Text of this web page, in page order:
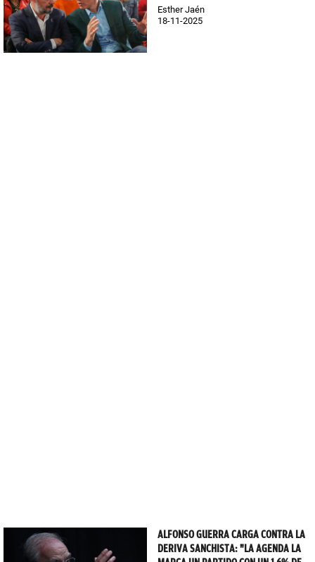
Esther Jaén
18-11-2025
ALFONSO GUERRA CARGA CONTRA LA
DERIVA SANCHISTA: "LA AGENDA LA